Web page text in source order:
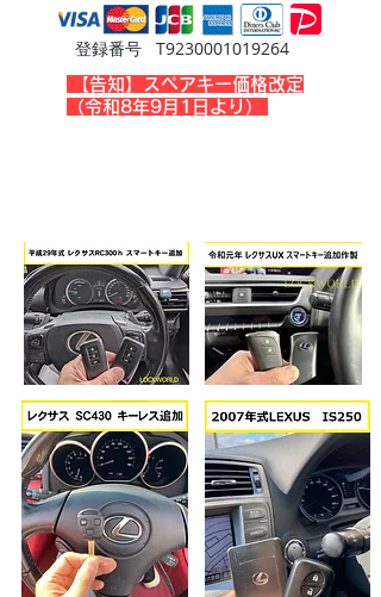
登録番号 T9230001019264
​【告知】スペアキー価格改定
（令和8年9月1日より）